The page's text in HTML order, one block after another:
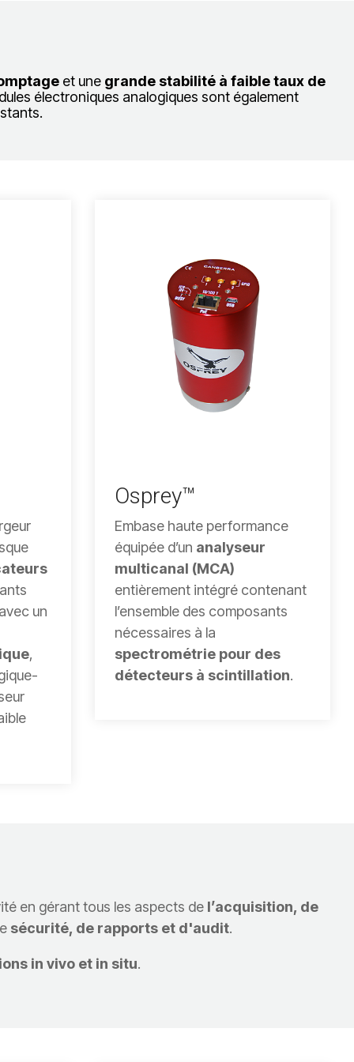
et une grande stabilité à faible taux de
électroniques analogiques sont également
un
,
Osprey™
Embase haute performance
équipée d’un analyseur
multicanal (MCA)
entièrement intégré contenant
l’ensemble des composants
nécessaires à la
spectrométrie pour des
détecteurs à scintillation.
en gérant tous les aspects de l’acquisition, de
sécurité, de rapports et d'audit.
in vivo et in situ.